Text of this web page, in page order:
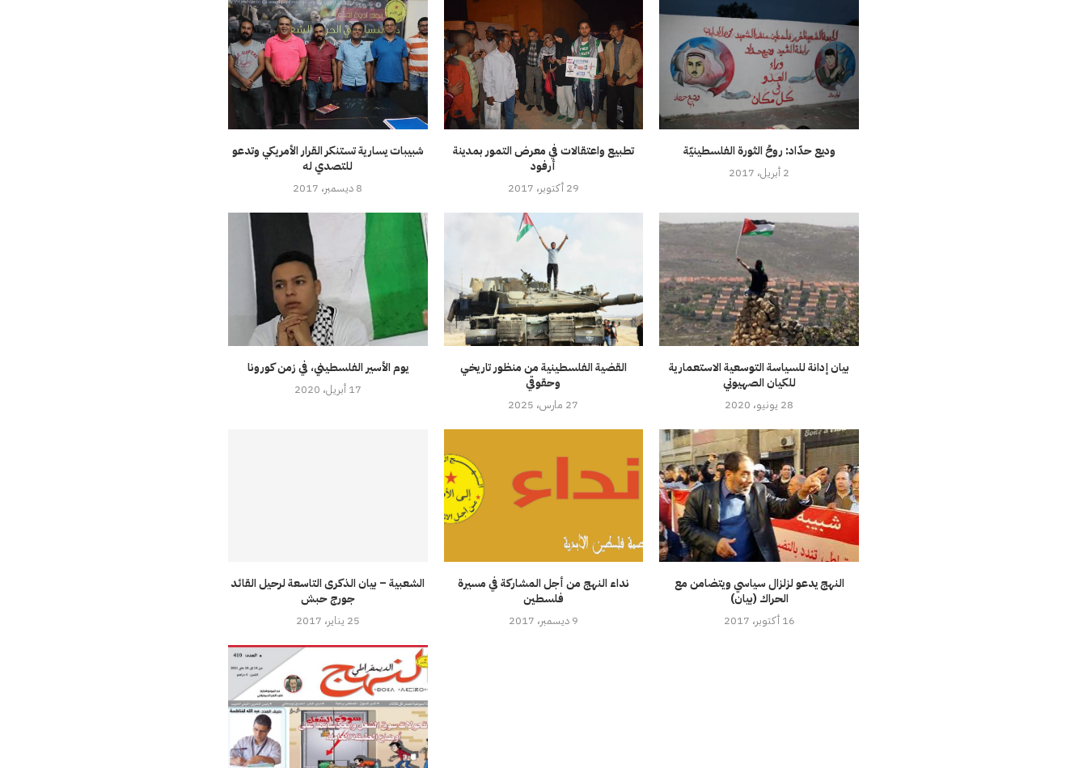
شبيبات يسارية تستنكر القرار الأمريكي وتدعو
للتصدي له
8 ديسمبر، 2017
تطبيع واعتقالات في معرض التمور بمدينة
أرفود
29 أكتوبر، 2017
وديع حدّاد: روحُ الثورة الفلسطينيّة
2 أبريل، 2017
يوم الأسير الفلسطيني، في زمن كورونا
17 أبريل، 2020
القضية الفلسطينية من منظور تاريخي
وحقوقي
27 مارس، 2025
بيان إدانة للسياسة التوسعية الاستعمارية
للكيان الصهيوني
28 يونيو، 2020
الشعبية – بيان الذكرى التاسعة لرحيل القائد
جورج حبش
25 يناير، 2017
نداء النهج من أجل المشاركة في مسيرة
فلسطين
9 ديسمبر، 2017
النهج يدعو لزلزال سياسي ويتضامن مع
الحراك (بيان)
16 أكتوبر، 2017